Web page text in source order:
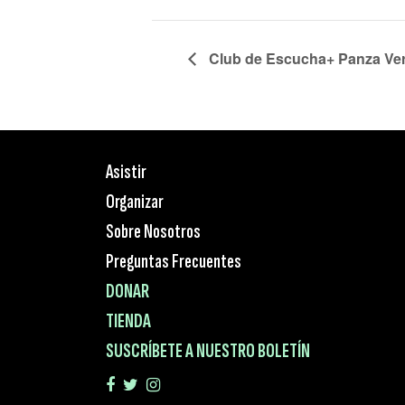
Club de Escucha+ Panza
Asistir
Organizar
Sobre Nosotros
Preguntas Frecuentes
DONAR
TIENDA
SUSCRÍBETE A NUESTRO BOLETÍN